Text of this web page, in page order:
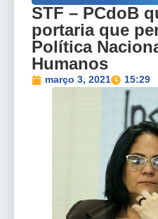
STF – PCdoB
portaria que
Política
Humanos
março 3, 2021 15:29